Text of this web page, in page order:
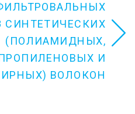
СИНТЕТИЧЕСКИХ
(ПОЛИАМИДНЫХ,
И
ВОЛОКОН